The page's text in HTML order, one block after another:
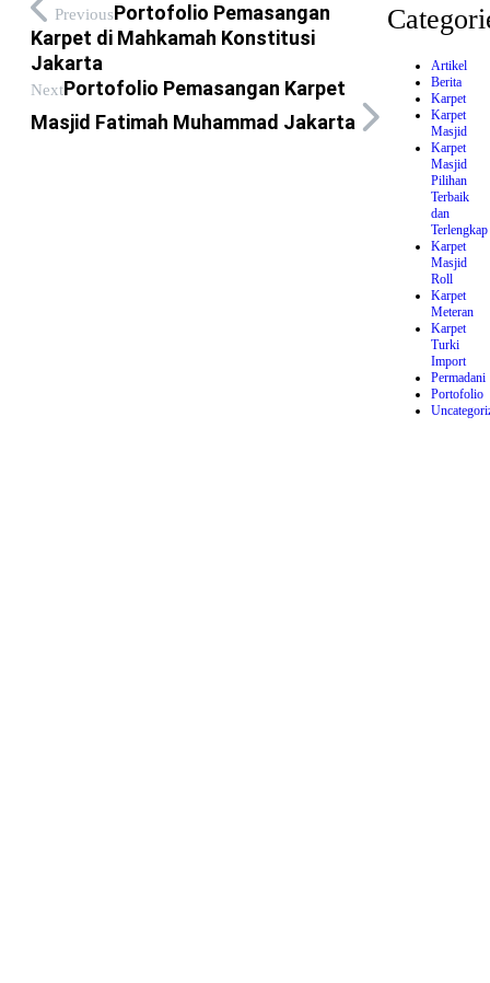
PreviousPortofolio Pemasangan
Karpet di Mahkamah Konstitusi
Jakarta
NextPortofolio Pemasangan Karpet
Masjid Fatimah Muhammad Jakarta
Artikel
Berita
Karpet
Karpet
Masjid
Karpet
Masjid
Pilihan
Terbaik
dan
Terlengkap
Karpet
Masjid
Roll
Karpet
Meteran
Karpet
Turki
Import
Permadani
Portofolio